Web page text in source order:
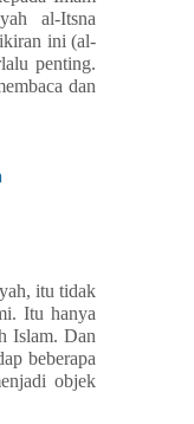
al-Itsna
ini (al-
penting.
dan
itu tidak
Itu hanya
Islam. Dan
beberapa
objek